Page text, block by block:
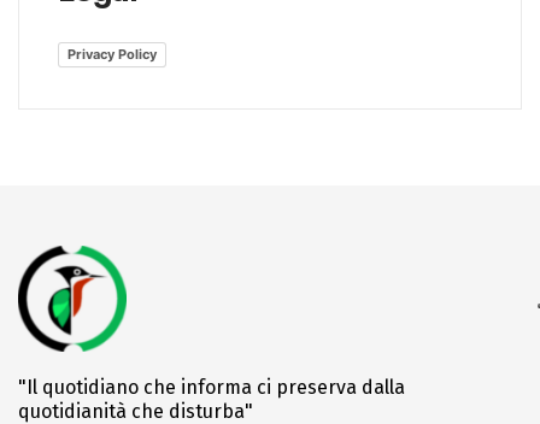
Privacy Policy
"Il quotidiano che informa ci preserva dalla
quotidianità che disturba"